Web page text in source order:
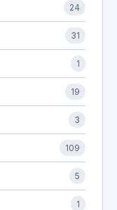
24
31
1
19
3
109
5
1